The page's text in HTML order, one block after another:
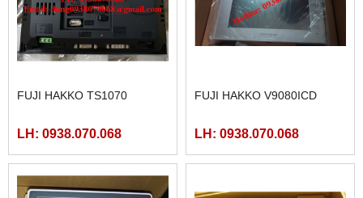
FUJI HAKKO TS1070
LH: 0938.070.068
FUJI HAKKO V9080ICD
LH: 0938.070.068